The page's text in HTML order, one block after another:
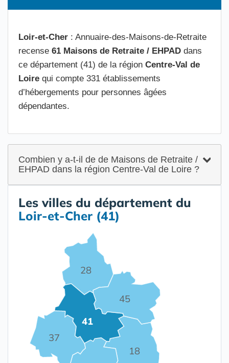
Loir-et-Cher : Annuaire-des-Maisons-de-Retraite
recense 61 Maisons de Retraite / EHPAD dans
ce département (41) de la région Centre-Val de
Loire qui compte 331 établissements
d’hébergements pour personnes âgées
dépendantes.
Combien y a-t-il de de Maisons de Retraite /
EHPAD dans la région Centre-Val de Loire ?
Les villes du département du
Loir-et-Cher (41)
18
28
37
41
45